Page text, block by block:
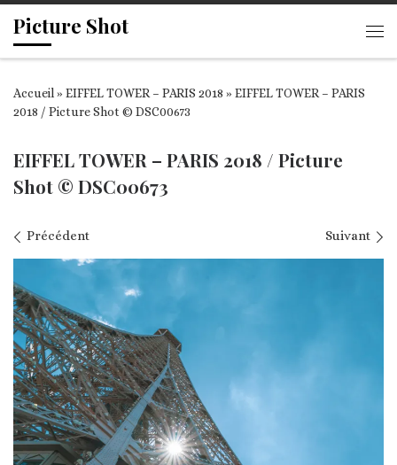
Passer au contenu
Picture Shot
Accueil» EIFFEL TOWER – PARIS 2018 » EIFFEL TOWER – PARIS
2018 / Picture Shot © DSC00673
EIFFEL TOWER – PARIS 2018 / Picture
Shot © DSC00673
Navigation des images
Précédent Suivant